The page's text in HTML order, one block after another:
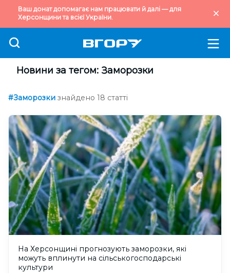
Ваш донат допомагає нам працювати й далі — для
Херсонщини та всієї України.
Новини за тегом: Заморозки
#Заморозки знайдено 18 статті
На Херсонщині прогнозують заморозки, які
можуть вплинути на сільськогосподарські
культури